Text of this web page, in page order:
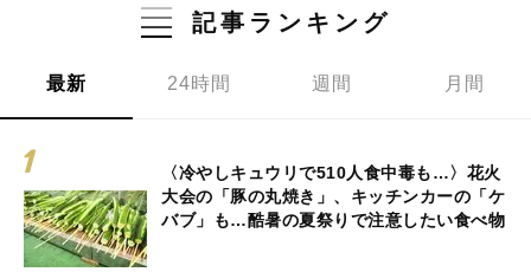
記事ランキング
最新 24時間 週間 月間
〈冷やしキュウリで510人食中毒も…〉花火
大会の「豚の丸焼き」、キッチンカーの「ケ
バブ」も…酷暑の夏祭りで注意したい食べ物